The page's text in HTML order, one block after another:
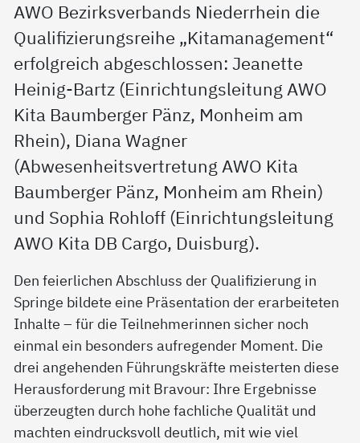
AWO Bezirksverbands Niederrhein die
Qualifizierungsreihe „Kitamanagement“
erfolgreich abgeschlossen: Jeanette
Heinig-Bartz (Einrichtungsleitung AWO
Kita Baumberger Pänz, Monheim am
Rhein), Diana Wagner
(Abwesenheitsvertretung AWO Kita
Baumberger Pänz, Monheim am Rhein)
und Sophia Rohloff (Einrichtungsleitung
AWO Kita DB Cargo, Duisburg).
Den feierlichen Abschluss der Qualifizierung in
Springe bildete eine Präsentation der erarbeiteten
Inhalte – für die Teilnehmerinnen sicher noch
einmal ein besonders aufregender Moment. Die
drei angehenden Führungskräfte meisterten diese
Herausforderung mit Bravour: Ihre Ergebnisse
überzeugten durch hohe fachliche Qualität und
machten eindrucksvoll deutlich, mit wie viel